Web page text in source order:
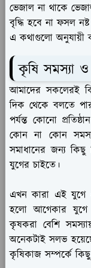
ভেজাল না থাকে
বৃদ্ধি হবে না ফসল
এ কথাগুলো অনুযায়ী
কৃষি সমস্যা
আমাদের সকলেরই
দিক থেকে বলতে
পর্যন্ত কোনো
কোন না কোন
সমাধানের জন্য
যুগের চাইতে।
এখন কারা এই যুগে
হলো আগেকার যুগে
কৃষকরা বেশি
অনেকটাই সলভ
কৃষিকাজ সম্পর্কে